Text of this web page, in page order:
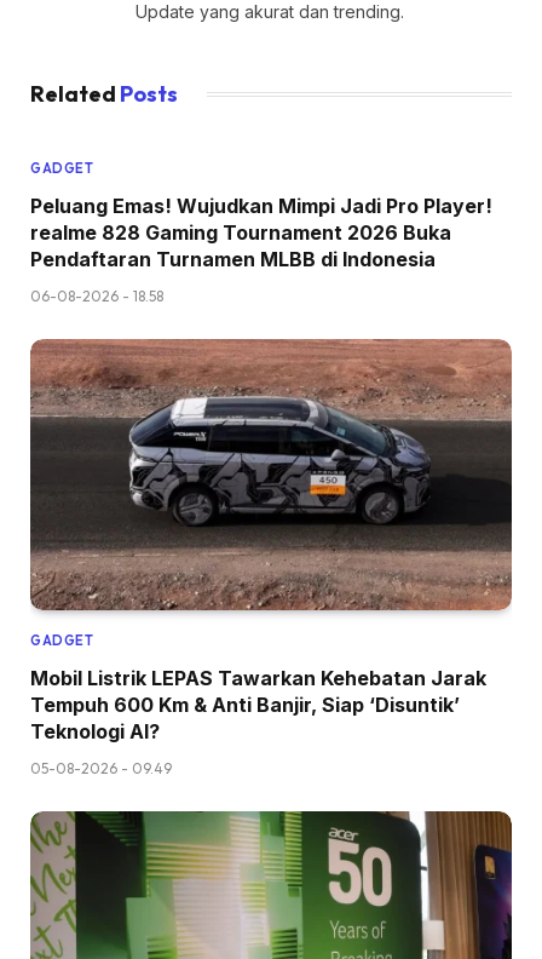
Update yang akurat dan trending.
Related Posts
GADGET
Peluang Emas! Wujudkan Mimpi Jadi Pro Player!
realme 828 Gaming Tournament 2026 Buka
Pendaftaran Turnamen MLBB di Indonesia
06-08-2026 - 18.58
GADGET
Mobil Listrik LEPAS Tawarkan Kehebatan Jarak
Tempuh 600 Km & Anti Banjir, Siap ‘Disuntik’
Teknologi AI?
05-08-2026 - 09.49